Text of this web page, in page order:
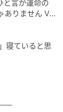
と言が運命の
ありません Vo
寝ていると思